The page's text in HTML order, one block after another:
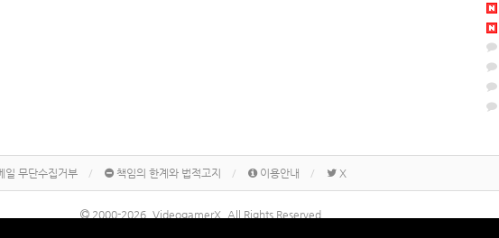
일 무단수집거부 책임의 한계와 법적고지 이용안내 X
2000-2026, VideogamerX. All Rights Reserved.